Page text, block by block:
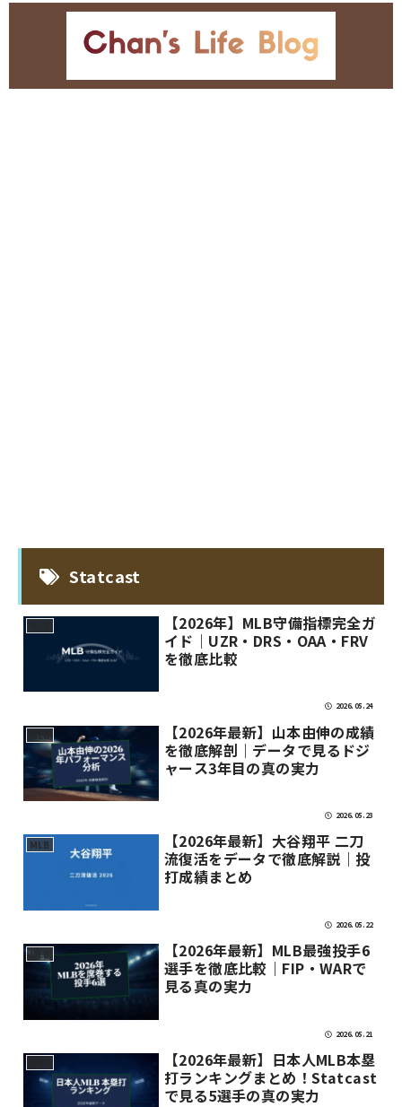
Statcast
【2026年】MLB守備指標完全ガ
イド｜UZR・DRS・OAA・FRV
を徹底比較
2026.05.24
【2026年最新】山本由伸の成績
を徹底解剖｜データで見るドジ
ャース3年目の真の実力
2026.05.23
MLB
【2026年最新】大谷翔平 二刀
流復活をデータで徹底解説｜投
打成績まとめ
2026.05.22
MLB
【2026年最新】MLB最強投手6
選手を徹底比較｜FIP・WARで
見る真の実力
2026.05.21
【2026年最新】日本人MLB本塁
打ランキングまとめ！Statcast
で見る5選手の真の実力